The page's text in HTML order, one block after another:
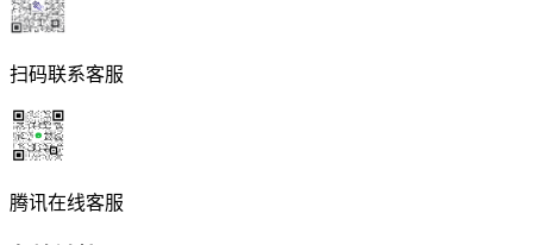
扫码联系客服
腾讯在线客服